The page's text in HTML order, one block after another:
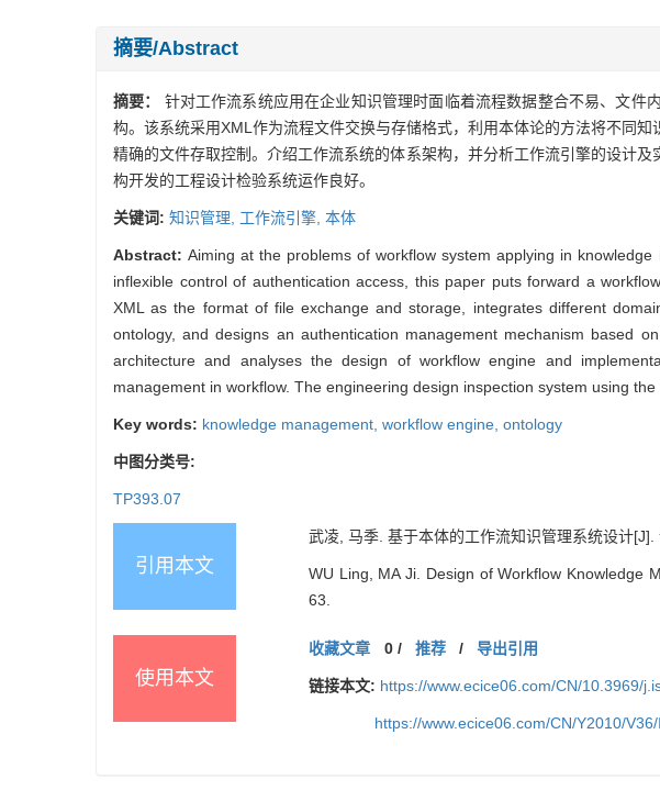
摘要/Abstract
摘要： 针对工作流系统应用在企业知识管理时面临着流程数据整合不易、文
构。该系统采用XML作为流程文件交换与存储格式，利用本体论的方法将不同
精确的文件存取控制。介绍工作流系统的体系架构，并分析工作流引擎的设计
构开发的工程设计检验系统运作良好。
关键词: 知识管理, 工作流引擎, 本体
Abstract:Aiming at the problems of workflow system applying in
inflexible control of authentication access, this paper puts forward a
XML as the format of file exchange and storage, integrates different
ontology, and designs an authentication management mechanism based
architecture and analyses the design of workflow engine and
management in workflow. The engineering design inspection system using the
Key words: knowledge management, workflow engine, ontology
中图分类号:
TP393.07
引用本文
武凌, 马季. 基于本体的工作流知识管理系统设计
WU Ling, MA Ji. Design of Workflow Knowledge
63.
使用本文
收藏文章 0/ 推荐 /导出引用
链接本文: https://www.ecice06.com/CN/10.3969/
https://www.ecice06.com/CN/Y2010/V36/